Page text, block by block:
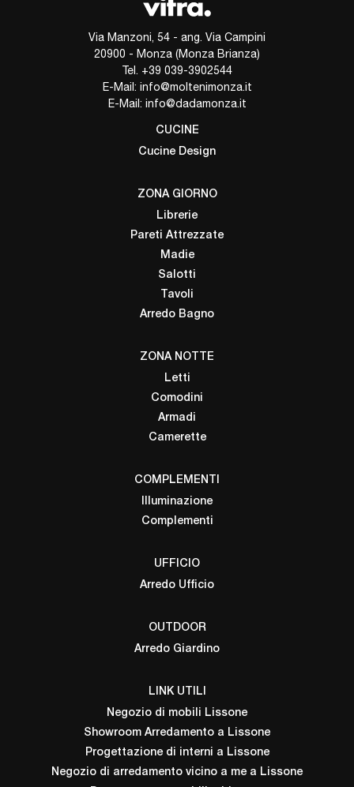
Via Manzoni, 54 - ang. Via Campini
20900 - Monza (Monza Brianza)
Tel. +39 039-3902544
E-Mail: info@moltenimonza.it
E-Mail: info@dadamonza.it
CUCINE
Cucine Design
ZONA GIORNO
Librerie
Pareti Attrezzate
Madie
Salotti
Tavoli
Arredo Bagno
ZONA NOTTE
Letti
Comodini
Armadi
Camerette
COMPLEMENTI
Illuminazione
Complementi
UFFICIO
Arredo Ufficio
OUTDOOR
Arredo Giardino
LINK UTILI
Negozio di mobili Lissone
Showroom Arredamento a Lissone
Progettazione di interni a Lissone
Negozio di arredamento vicino a me a Lissone